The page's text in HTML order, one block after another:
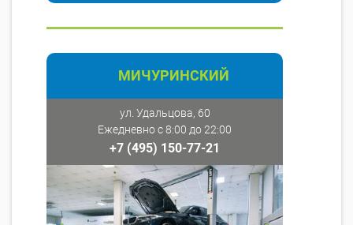
МИЧУРИНСКИЙ
ул. Удальцова, 60
Ежедневно с 8:00 до 22:00
+7 (495) 150-77-21